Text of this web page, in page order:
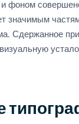
фоном
значимым
Сдержанное